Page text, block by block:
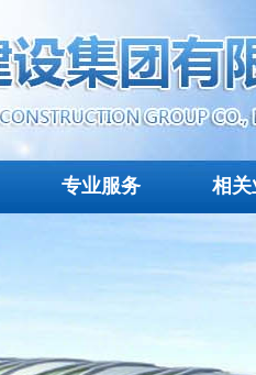
专业服务 相关